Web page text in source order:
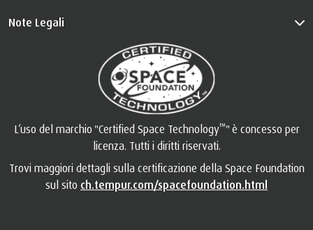
Note Legali
L’uso del marchio "Certified Space Technology™" è concesso per
licenza. Tutti i diritti riservati.
Trovi maggiori dettagli sulla certificazione della Space Foundation
sul sito ch.tempur.com/spacefoundation.html